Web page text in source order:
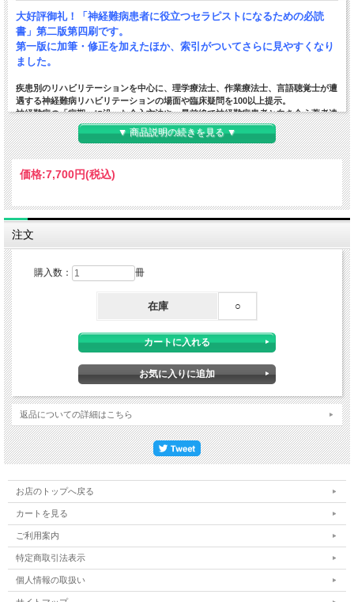
大好評御礼！「神経難病患者に役立つセラピストになるための必読
書」第二版第四刷です。
第一版に加筆・修正を加えたほか、索引がついてさらに見やすくなり
ました。
疾患別のリハビリテーションを中心に、 理学療法士、作業療法士、言語聴覚士が遭
遇する神経難病リハビリテーションの場面や臨床疑問を100以上提示。
神経難病の「病期」に沿った介入方法や、最前線で神経難病患者と向き合う著者達
の臨床現場の工夫、臨床思考（エビデンス）を踏まえて知ることができる、実践的
な内容となっています。
のか。
興味のあるところ、気になっていたところ、どこからでも読んでいただきやすくな
っています。
PTOTSTだけでなく、神経難病にかかわる看護師や介護士の方にも目を通してほし
い一冊です。
B5/528P/ISBN978-4-910393-93-3/7000円+税<br>
▼ 商品説明の続きを見る ▼
価格:7,700円(税込)
注文
購入数： 冊
在庫 ○
返品についての詳細はこちら
お店のトップへ戻る
カートを見る
ご利用案内
特定商取引法表示
個人情報の取扱い